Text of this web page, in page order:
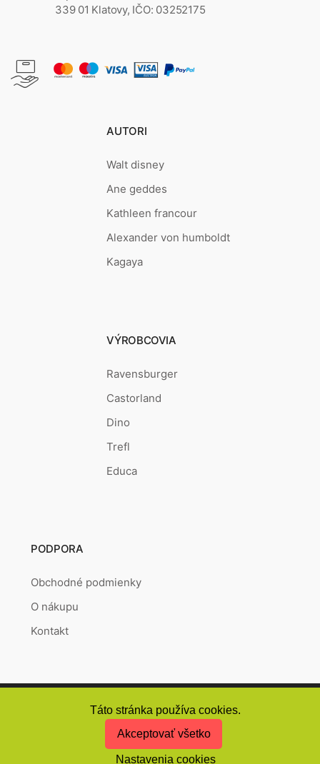
339 01 Klatovy, IČO: 03252175
AUTORI
Walt disney
Ane geddes
Kathleen francour
Alexander von humboldt
Kagaya
VÝROBCOVIA
Ravensburger
Castorland
Dino
Trefl
Educa
PODPORA
Obchodné podmienky
O nákupu
Kontakt
Copyright © 2026Puzzlepoint.sk Vytvořeno systémem
Táto stránka používa cookies.
Akceptovať všetko
Nastavenia cookies